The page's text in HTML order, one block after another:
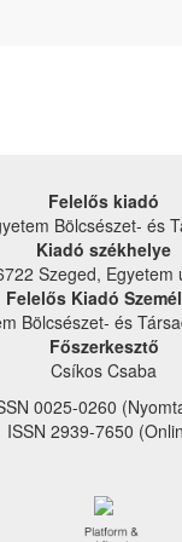
Felelős kiadó
Bölcsészet- és
Kiadó székhelye
Szeged, Egyetem
Felelős Kiadó
Bölcsészet- és
Főszerkesztő
Csíkos Csaba
0025-0260
ISSN 2939-7650